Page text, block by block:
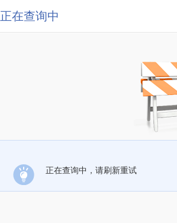
正在查询中
正在查询中，请刷新重试